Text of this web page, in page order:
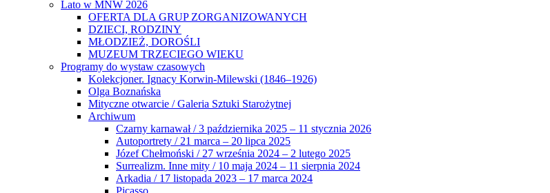
Lato w MNW 2026
OFERTA DLA GRUP ZORGANIZOWANYCH
DZIECI, RODZINY
MŁODZIEŻ, DOROŚLI
MUZEUM TRZECIEGO WIEKU
Programy do wystaw czasowych
Kolekcjoner. Ignacy Korwin-Milewski (1846–1926)
Olga Boznańska
Mityczne otwarcie / Galeria Sztuki Starożytnej
Archiwum
Czarny karnawał / 3 października 2025 – 11 stycznia 2026
Autoportrety / 21 marca – 20 lipca 2025
Józef Chełmoński / 27 września 2024 – 2 lutego 2025
Surrealizm. Inne mity / 10 maja 2024 – 11 sierpnia 2024
Arkadia / 17 listopada 2023 – 17 marca 2024
Picasso